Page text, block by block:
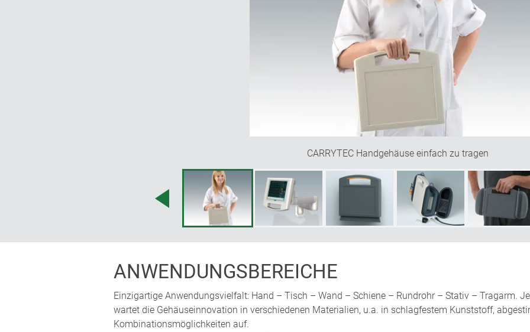
CARRYTEC Handgehäuse einfach zu tragen
ANWENDUNGSBEREICHE
Einzigartige Anwendungsvielfalt: Hand – Tisch – Wand – Schiene – Rundrohr – Stativ – Tragarm.
wartet die Gehäuseinnovation in verschiedenen Materialien, u.a. in schlagfestem Kunststoff,
Kombinationsmöglichkeiten auf.